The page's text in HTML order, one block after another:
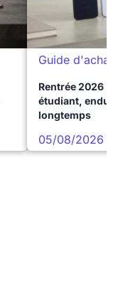
Guide d'achat
Rentrée 2026 :
étudiant,
longtemps
05/08/2026